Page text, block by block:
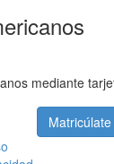
mediante